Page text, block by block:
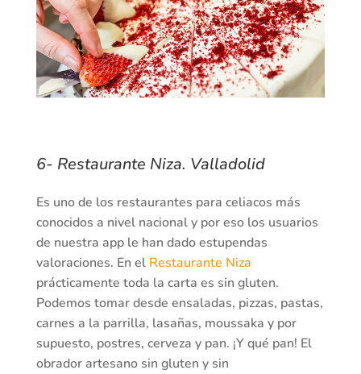
6- Restaurante Niza. Valladolid
Es uno de los restaurantes para celiacos más
conocidos a nivel nacional y por eso los usuarios
de nuestra app le han dado estupendas
valoraciones. En el Restaurante Niza
prácticamente toda la carta es sin gluten.
Podemos tomar desde ensaladas, pizzas, pastas,
carnes a la parrilla, lasañas, moussaka y por
supuesto, postres, cerveza y pan. ¡Y qué pan! El
obrador artesano sin gluten y sin